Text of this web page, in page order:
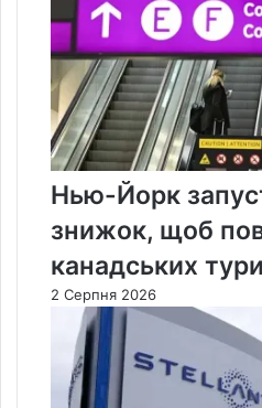
Нью-Йорк
знижок, щоб
канадських
2 Серпня 2026